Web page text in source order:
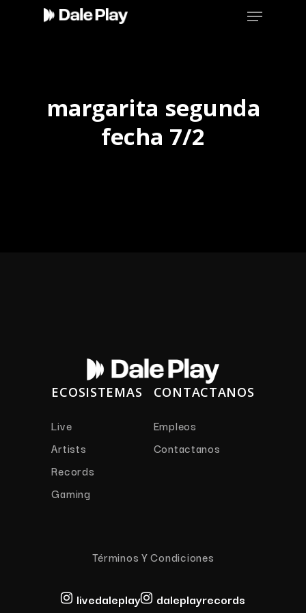
Menu
margarita segunda
fecha 7/2
ECOSISTEMAS
Live
Artists
Records
Gaming
CONTACTANOS
Empleos
Contactanos
Términos Y Condiciones
livedaleplay daleplayrecords